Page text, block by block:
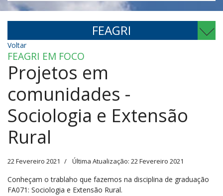
FEAGRI
Voltar
FEAGRI EM FOCO
Projetos em
comunidades -
Sociologia e Extensão
Rural
22 Fevereiro 2021 Última Atualização: 22 Fevereiro 2021
Conheçam o trablaho que fazemos na disciplina de graduação
FA071: Sociologia e Extensão Rural.